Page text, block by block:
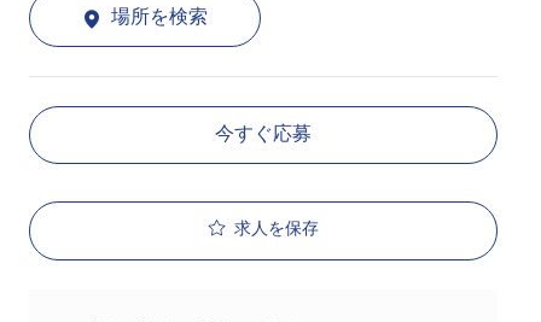
場所を検索
今すぐ応募
求人を保存